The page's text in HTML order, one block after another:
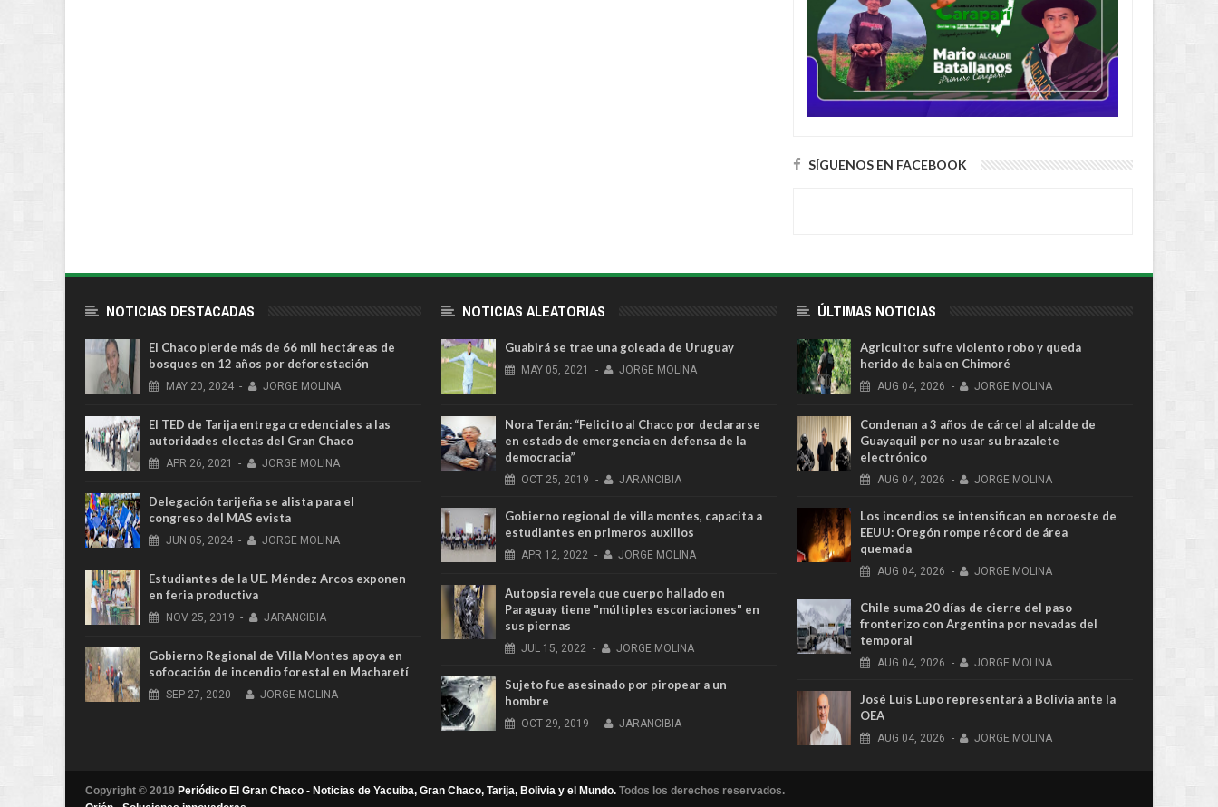
SÍGUENOS EN FACEBOOK
NOTICIAS DESTACADAS
El Chaco pierde más de 66 mil hectáreas de
bosques en 12 años por deforestación
MAY 20, 2024 - JORGE MOLINA
El TED de Tarija entrega credenciales a las
autoridades electas del Gran Chaco
APR 26, 2021 - JORGE MOLINA
Delegación tarijeña se alista para el
congreso del MAS evista
JUN 05, 2024 - JORGE MOLINA
Estudiantes de la UE. Méndez Arcos exponen
en feria productiva
NOV 25, 2019 - JARANCIBIA
Gobierno Regional de Villa Montes apoya en
sofocación de incendio forestal en Macharetí
SEP 27, 2020 - JORGE MOLINA
NOTICIAS ALEATORIAS
Guabirá se trae una goleada de Uruguay
MAY 05, 2021 - JORGE MOLINA
Nora Terán: “Felicito al Chaco por declararse
en estado de emergencia en defensa de la
democracia”
OCT 25, 2019 - JARANCIBIA
Gobierno regional de villa montes, capacita a
estudiantes en primeros auxilios
APR 12, 2022 - JORGE MOLINA
Autopsia revela que cuerpo hallado en
Paraguay tiene "múltiples escoriaciones" en
sus piernas
JUL 15, 2022 - JORGE MOLINA
Sujeto fue asesinado por piropear a un
hombre
OCT 29, 2019 - JARANCIBIA
ÚLTIMAS NOTICIAS
Agricultor sufre violento robo y queda
herido de bala en Chimoré
AUG 04, 2026 - JORGE MOLINA
Condenan a 3 años de cárcel al alcalde de
Guayaquil por no usar su brazalete
electrónico
AUG 04, 2026 - JORGE MOLINA
Los incendios se intensifican en noroeste de
EEUU: Oregón rompe récord de área
quemada
AUG 04, 2026 - JORGE MOLINA
Chile suma 20 días de cierre del paso
fronterizo con Argentina por nevadas del
temporal
AUG 04, 2026 - JORGE MOLINA
José Luis Lupo representará a Bolivia ante la
OEA
AUG 04, 2026 - JORGE MOLINA
Copyright © 2019 Periódico El Gran Chaco - Noticias de Yacuiba, Gran Chaco, Tarija, Bolivia y el Mundo. Todos los derechos reservados.